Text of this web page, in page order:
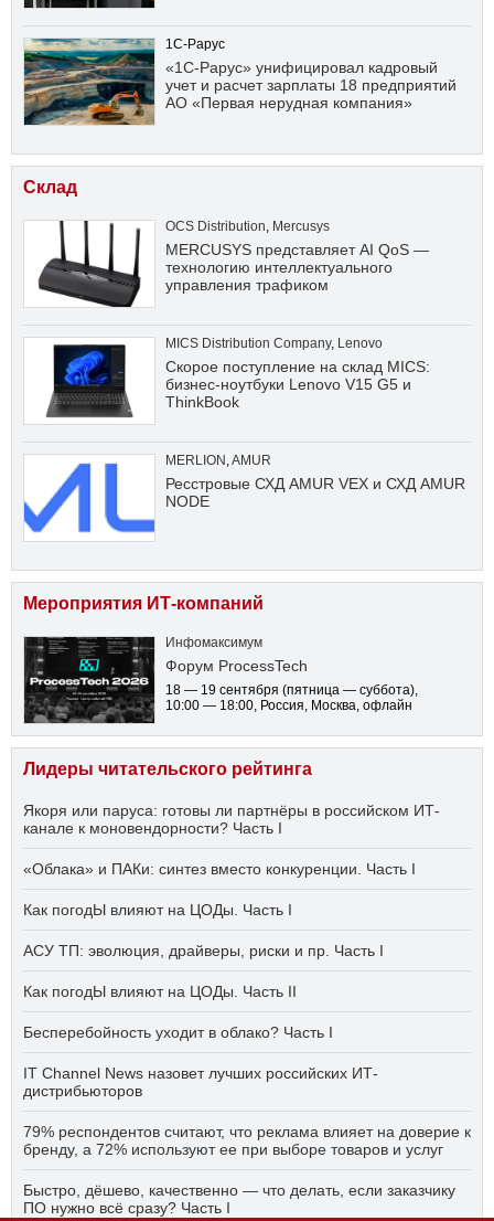
1С-Рарус
«1С-Рарус» унифицировал кадровый
учет и расчет зарплаты 18 предприятий
АО «Первая нерудная компания»
Склад
OCS Distribution, Mercusys
MERCUSYS представляет AI QoS —
технологию интеллектуального
управления трафиком
MICS Distribution Company, Lenovo
Скорое поступление на склад MICS:
бизнес-ноутбуки Lenovo V15 G5 и
ThinkBook
MERLION ,AMUR
Ресстровые СХД AMUR VEX и СХД AMUR
NODE
Мероприятия ИТ-компаний
Инфомаксимум
Форум ProcessTech
18 — 19 сентября (пятница — суббота),
10:00 — 18:00, Россия, Москва, офлайн
Лидеры читательского рейтинга
Якоря или паруса: готовы ли партнёры в российском ИТ-
канале к моновендорности? Часть I
«Облака» и ПАКи: синтез вместо конкуренции. Часть I
Как погодЫ влияют на ЦОДы. Часть I
АСУ ТП: эволюция, драйверы, риски и пр. Часть I
Как погодЫ влияют на ЦОДы. Часть II
Бесперебойность уходит в облако? Часть I
IT Channel News назовет лучших российских ИТ-
дистрибьюторов
79% респондентов считают, что реклама влияет на доверие к
бренду, а 72% используют ее при выборе товаров и услуг
Быстро, дёшево, качественно — что делать, если заказчику
ПО нужно всё сразу? Часть I